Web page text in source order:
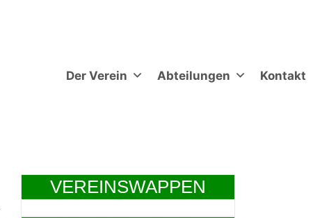
Der Verein Abteilungen Kontakt
VEREINSWAPPEN